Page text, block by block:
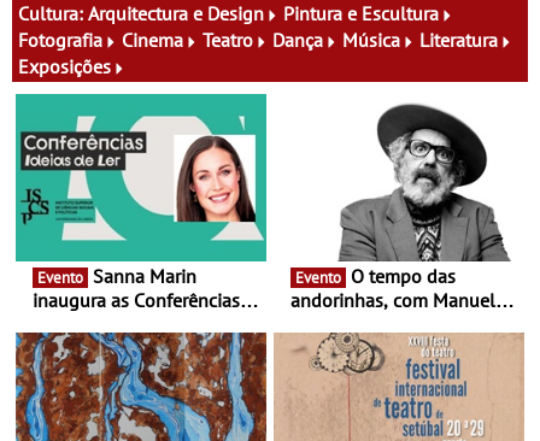
nova exposição do Museu
do Oriente prova-o
Cultura: Arquitectura e Design
Pintura e Escultura
Fotografia
Cinema Teatro Dança Música
Literatura
Exposições
Evento
inaugura as Conferências
Antiga primeira-ministra da
Finlândia é a convidada da
primeira edição do novo
ciclo de debates dedicado
Evento
andorinhas, com Manuel
Atum - Concerto
performance na MAAT
Gallery a 3 de Setembro,
19:30